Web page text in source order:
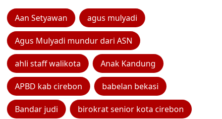
Aan Setyawan agus mulyadi
Agus Mulyadi mundur dari ASN
ahli staff walikota Anak Kandung
APBD kab cirebon babelan bekasi
Bandar judi birokrat senior kota cirebon